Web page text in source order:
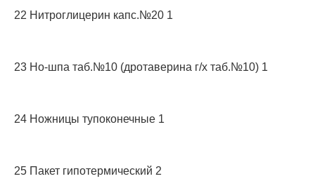
22 Нитроглицерин капс.№20 1
23 Но-шпа таб.№10 (дротаверина г/х таб.№10) 1
24 Ножницы тупоконечные 1
25 Пакет гипотермический 2